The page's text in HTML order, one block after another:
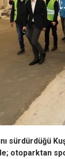
sürdürdüğü
otoparktan